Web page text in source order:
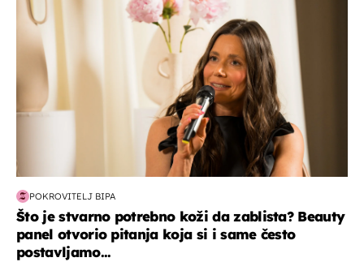
POKROVITELJ BIPA
Što je stvarno potrebno koži da zablista? Beauty
panel otvorio pitanja koja si i same često
postavljamo...